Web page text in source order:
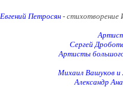
Евгений Петросян - стихотворение
Сергей
Артисты большого
Михаил Вашуков и
Александр